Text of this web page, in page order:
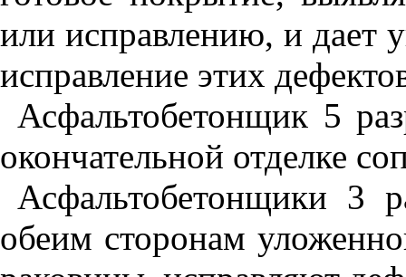
или исправлению, и дает
исправление этих
Асфальтобетонщик 5
окончательной отделке
Асфальтобетонщики 3
обеим сторонам